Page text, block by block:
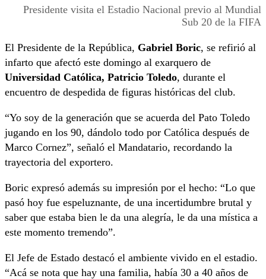
Presidente visita el Estadio Nacional previo al Mundial
Sub 20 de la FIFA
El Presidente de la República, Gabriel Boric, se refirió al
infarto que afectó este domingo al exarquero de
Universidad Católica, Patricio Toledo, durante el
encuentro de despedida de figuras históricas del club.
“Yo soy de la generación que se acuerda del Pato Toledo
jugando en los 90, dándolo todo por Católica después de
Marco Cornez”, señaló el Mandatario, recordando la
trayectoria del exportero.
Boric expresó además su impresión por el hecho: “Lo que
pasó hoy fue espeluznante, de una incertidumbre brutal y
saber que estaba bien le da una alegría, le da una mística a
este momento tremendo”.
El Jefe de Estado destacó el ambiente vivido en el estadio.
“Acá se nota que hay una familia, había 30 a 40 años de